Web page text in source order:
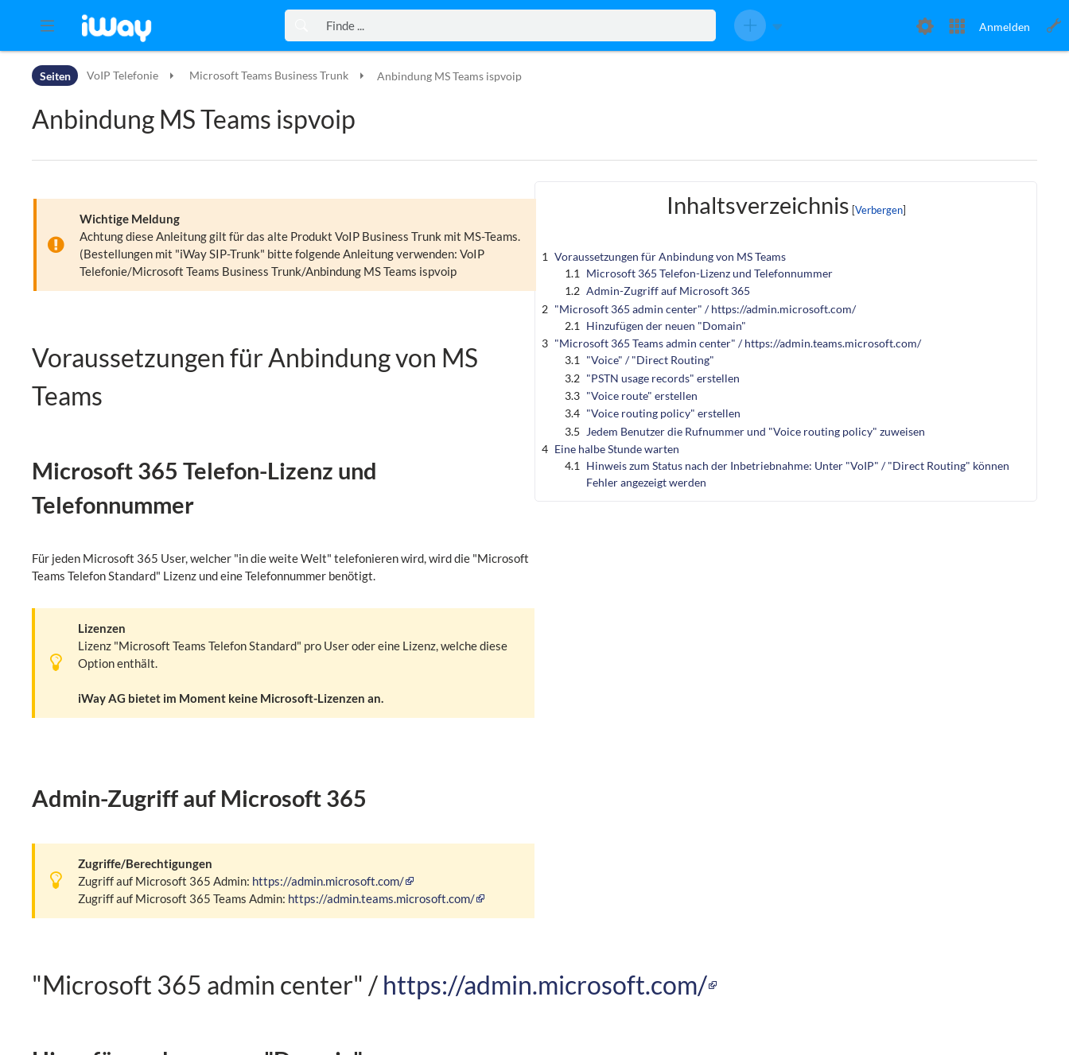
Zur Hauptnavigation
Zum Arbeitsbereich
Anmelden
Seiten VoIP Telefonie Microsoft Teams Business Trunk Anbindung MS Teams ispvoip
Anbindung MS Teams ispvoip
Wichtige Meldung
Achtung diese Anleitung gilt für das alte Produkt VoIP Business Trunk mit MS-Teams.
(Bestellungen mit "iWay SIP-Trunk" bitte folgende Anleitung verwenden: VoIP
Telefonie/Microsoft Teams Business Trunk/Anbindung MS Teams ispvoip
Voraussetzungen für Anbindung von MS
Teams
Microsoft 365 Telefon-Lizenz und
Telefonnummer
Für jeden Microsoft 365 User, welcher "in die weite Welt" telefonieren wird, wird die "Microsoft
Teams Telefon Standard" Lizenz und eine Telefonnummer benötigt.
Lizenzen
Lizenz "Microsoft Teams Telefon Standard" pro User oder eine Lizenz, welche diese
Option enthält.
iWay AG bietet im Moment keine Microsoft-Lizenzen an.
Admin-Zugriff auf Microsoft 365
Zugriffe/Berechtigungen
Zugriff auf Microsoft 365 Admin: https://admin.microsoft.com/
Zugriff auf Microsoft 365 Teams Admin: https://admin.teams.microsoft.com/
Inhaltsverzeichnis
1 Voraussetzungen für Anbindung von MS Teams
1.1
Microsoft 365 Telefon-Lizenz und Telefonnummer
1.2 Admin-Zugriff auf Microsoft 365
2 "Microsoft 365 admin center" / https://admin.microsoft.com/
2.1
Hinzufügen der neuen "Domain"
3 "Microsoft 365 Teams admin center" / https://admin.teams.microsoft.com/
3.1
"Voice" / "Direct Routing"
3.2 "PSTN usage records" erstellen
3.3 "Voice route" erstellen
3.4 "Voice routing policy" erstellen
3.5
Jedem Benutzer die Rufnummer und "Voice routing policy" zuweisen
4 Eine halbe Stunde warten
4.1
Hinweis zum Status nach der Inbetriebnahme: Unter "VoIP" / "Direct Routing" können
Fehler angezeigt werden
"Microsoft 365 admin center" / https://admin.microsoft.com/